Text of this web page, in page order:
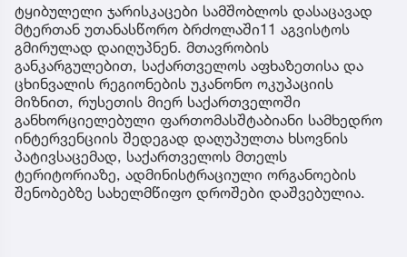
ტყიბულელი ჯარისკაცები სამშობლოს დასაცავად
მტერთან უთანასწორო ბრძოლაში11 აგვისტოს
გმირულად დაიღუპნენ. მთავრობის
განკარგულებით, საქართველოს აფხაზეთისა და
ცხინვალის რეგიონების უკანონო ოკუპაციის
მიზნით, რუსეთის მიერ საქართველოში
განხორციელებული ფართომასშტაბიანი სამხედრო
ინტერვენციის შედეგად დაღუპულთა ხსოვნის
პატივსაცემად, საქართველოს მთელს
ტერიტორიაზე, ადმინისტრაციული ორგანოების
შენობებზე სახელმწიფო დროშები დაშვებულია.